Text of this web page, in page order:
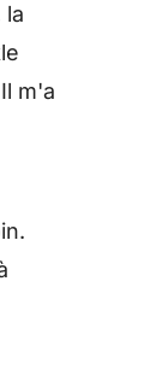
la
m'a